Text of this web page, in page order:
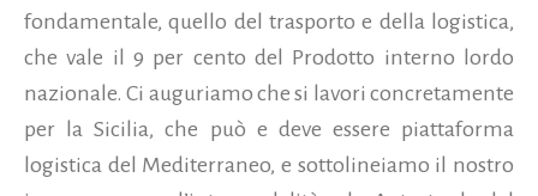
fondamentale, quello del trasporto e della logistica,
che vale il 9 per cento del Prodotto interno lordo
nazionale. Ci auguriamo che si lavori concretamente
per la Sicilia, che può e deve essere piattaforma
logistica del Mediterraneo, e sottolineiamo il nostro